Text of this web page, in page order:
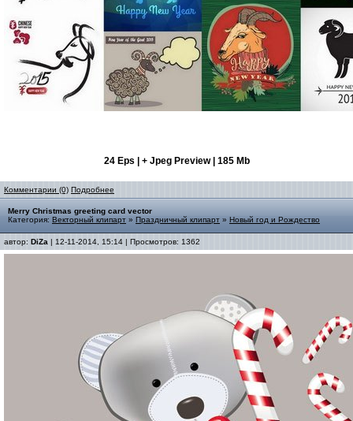
24 Eps | + Jpeg Preview | 185 Mb
Комментарии (0) Подробнее
Merry Christmas greeting card vector
Категория: Векторный клипарт » Праздничный клипарт » Новый год и Рождество
автор: DiZa | 12-11-2014, 15:14 | Просмотров: 1362